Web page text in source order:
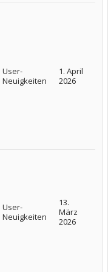
User-
Neuigkeiten
1. April
2026
User-
Neuigkeiten
13.
März
2026